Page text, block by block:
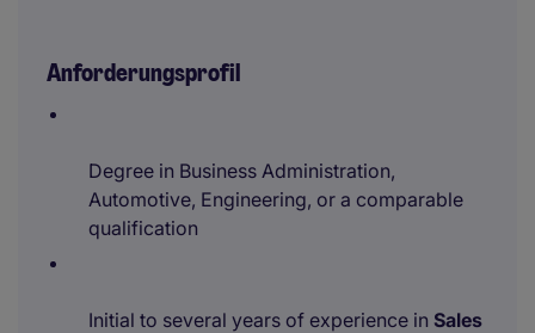
Anforderungsprofil
Degree in Business Administration,
Automotive, Engineering, or a comparable
qualification
Initial to several years of experience in Sales